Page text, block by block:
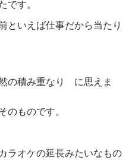
す。
といえば仕事だから当たり
の積み重なり に思えま
ものです。
ラオケの延長みたいなもの